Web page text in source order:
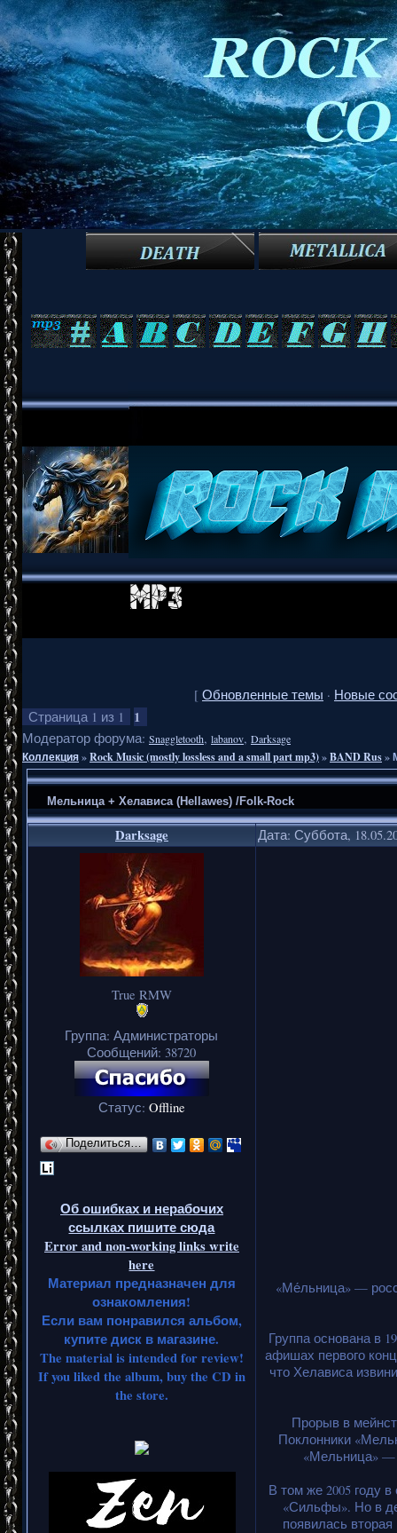
[ Обновленные темы · Новые
Страница 1 из 1 1
Модератор форума: Snaggletooth, labanov, Darksage
Коллекция»Rock Music (mostly lossless and a small part mp3)»BAND Rus»
Мельница + Хелависа (Hellawes) /Folk-Rock
Darksage Дата: Суббота,
True RMW
Группа: Администраторы
Сообщений: 38720
Статус: Offline
Поделиться…
Об ошибках и нерабочих
ссылках пишите сюда
Error and non-working links write
here
Материал предназначен для
ознакомления!
Если вам понравился альбом,
купите диск в магазине.
The material is intended for review!
If you liked the album, buy the CD in
the store.
«Ме́льница» —
Группа основана в
афишах первого
что Хелависа
Прорыв в
Поклонники
«Мельница» —
В том же 2005 году
«Сильфы». Но в
появилась